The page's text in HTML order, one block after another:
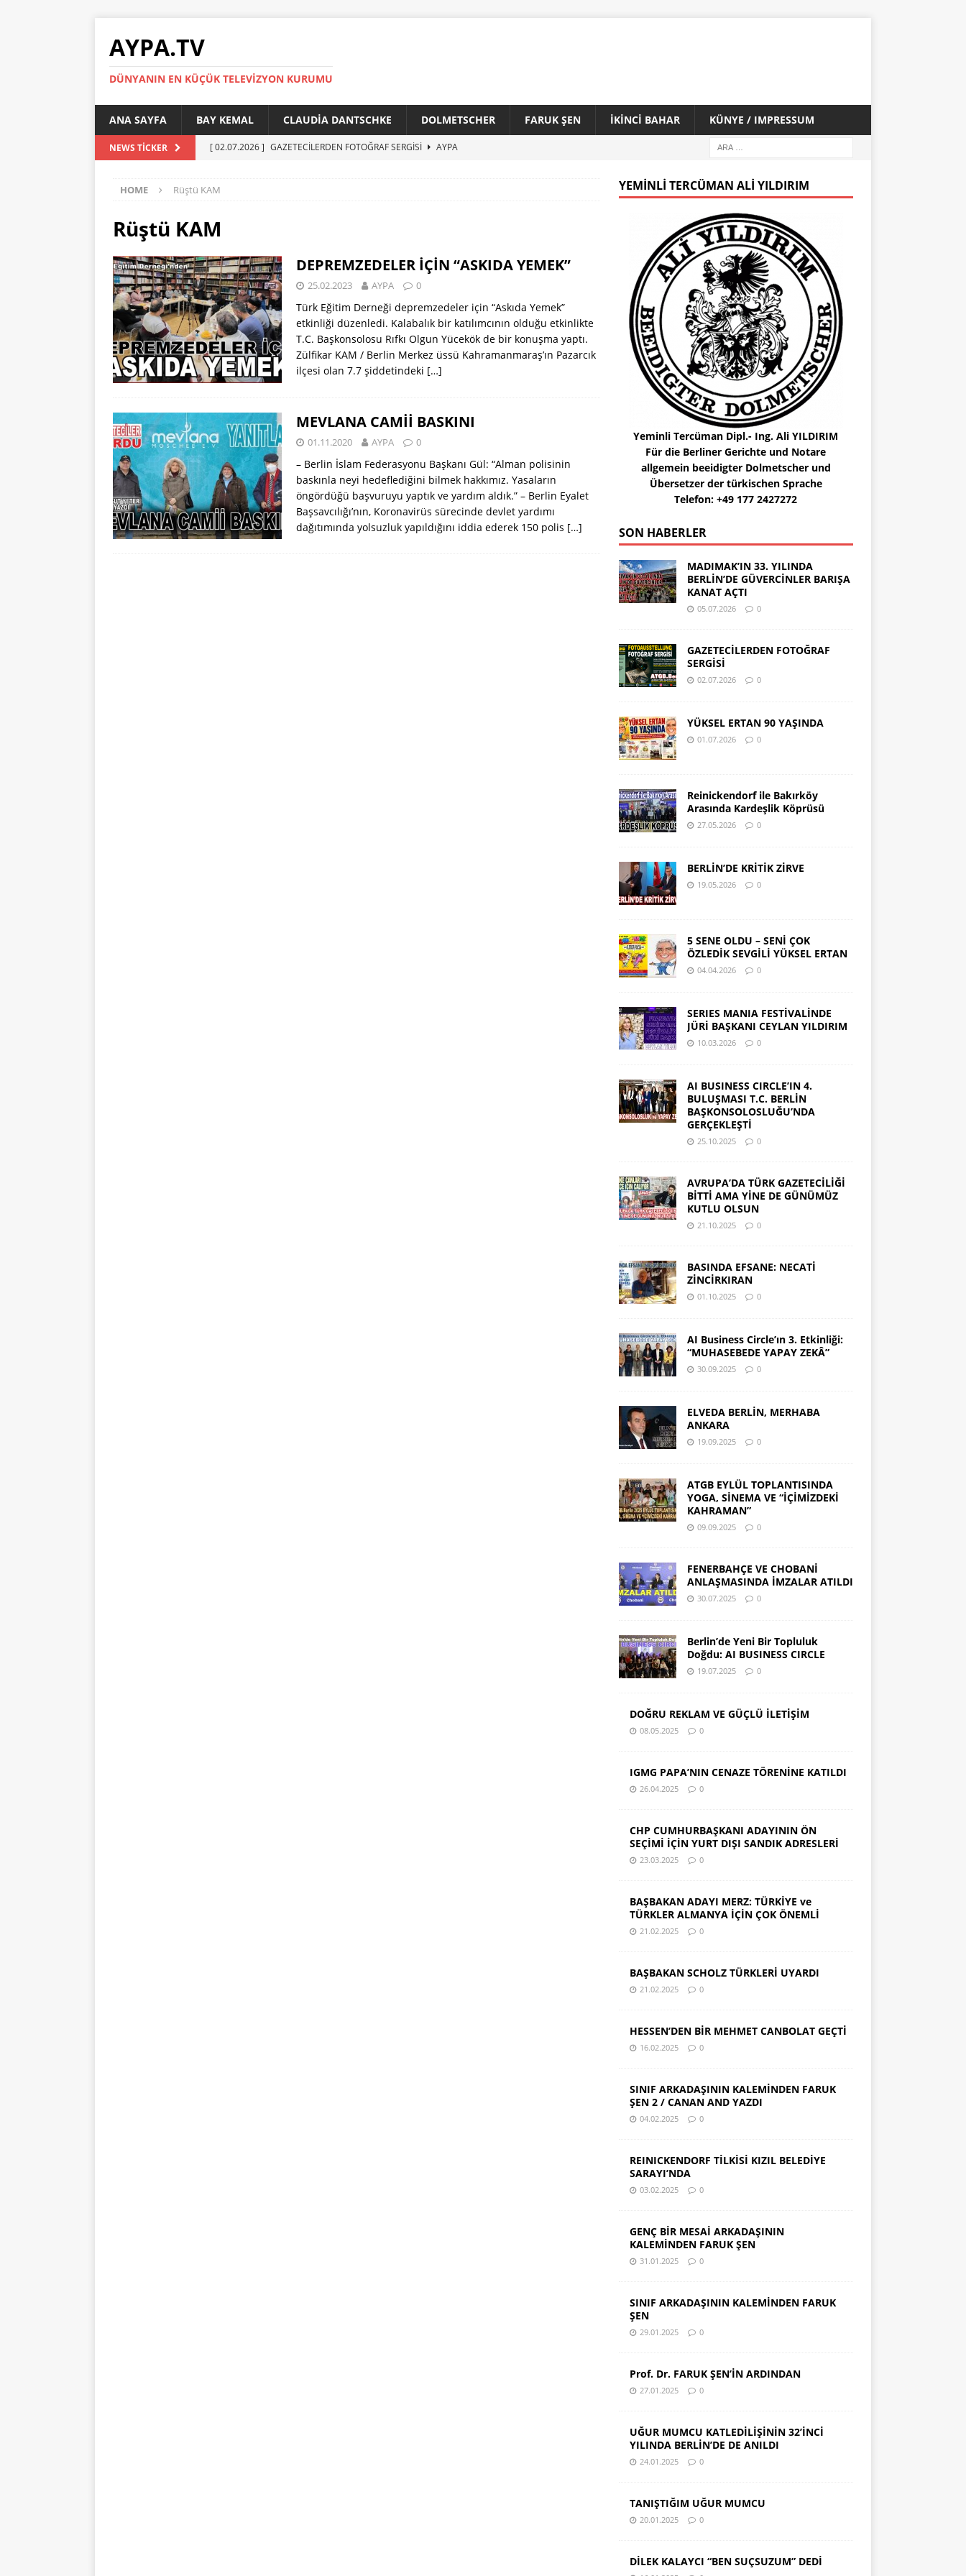
AYPA.TV
DÜNYANIN EN KÜÇÜK TELEVIZYON KURUMU
ANA SAYFA BAY KEMAL CLAUDIA DANTSCHKE DOLMETSCHER FARUK ŞEN İKİNCİ BAHAR KÜNYE / IMPRESSUM
NEWS TICKER [ 02.07.2026 ] GAZETECİLERDEN FOTOĞRAF SERGİSİ
AYPA
[ 27.05.2026 ]
[ 19.05.2026 ]
AYPA
HOME Rüştü KAM
Rüştü KAM
DEPREMZEDELER İÇİN “ASKIDA YEMEK”
25.02.2023 AYPA 0
Türk Eğitim Derneği depremzedeler için “Askıda Yemek”
etkinliği düzenledi. Kalabalık bir katılımcının olduğu etkinlikte
T.C. Başkonsolosu Rıfkı Olgun Yücekök de bir konuşma yaptı.
Zülfikar KAM / Berlin Merkez üssü Kahramanmaraş’ın Pazarcık
ilçesi olan 7.7 şiddetindeki […]
MEVLANA CAMİİ BASKINI
01.11.2020 AYPA 0
– Berlin İslam Federasyonu Başkanı Gül: “Alman polisinin
baskınla neyi hedeflediğini bilmek hakkımız. Yasaların
öngördüğü başvuruyu yaptık ve yardım aldık.” – Berlin Eyalet
Başsavcılığı’nın, Koronavirüs sürecinde devlet yardımı
dağıtımında yolsuzluk yapıldığını iddia ederek 150 polis […]
YEMINLI TERCÜMAN ALI YILDIRIM
Yeminli Tercüman Dipl.- Ing. Ali YILDIRIM
Für die Berliner Gerichte und Notare
allgemein beeidigter Dolmetscher und
Übersetzer der türkischen Sprache
Telefon: +49 177 2427272
SON HABERLER
MADIMAK’IN 33. YILINDA
BERLİN’DE GÜVERCİNLER BARIŞA
KANAT AÇTI
05.07.2026 0
GAZETECİLERDEN FOTOĞRAF
SERGİSİ
02.07.2026 0
YÜKSEL ERTAN 90 YAŞINDA
01.07.2026 0
Reinickendorf ile Bakırköy
Arasında Kardeşlik Köprüsü
27.05.2026 0
BERLİN’DE KRİTİK ZİRVE
19.05.2026 0
5 SENE OLDU – SENİ ÇOK
ÖZLEDİK SEVGİLİ YÜKSEL ERTAN
04.04.2026 0
SERIES MANIA FESTİVALİNDE
JÜRİ BAŞKANI CEYLAN YILDIRIM
10.03.2026 0
AI BUSINESS CIRCLE’IN 4.
BULUŞMASI T.C. BERLİN
BAŞKONSOLOSLUĞU’NDA
GERÇEKLEŞTİ
25.10.2025 0
AVRUPA’DA TÜRK GAZETECİLİĞİ
BİTTİ AMA YİNE DE GÜNÜMÜZ
KUTLU OLSUN
21.10.2025 0
BASINDA EFSANE: NECATİ
ZİNCİRKIRAN
01.10.2025 0
AI Business Circle’ın 3. Etkinliği:
“MUHASEBEDE YAPAY ZEKÂ”
30.09.2025 0
ELVEDA BERLİN, MERHABA
ANKARA
19.09.2025 0
ATGB EYLÜL TOPLANTISINDA
YOGA, SİNEMA VE “İÇİMİZDEKİ
KAHRAMAN”
09.09.2025 0
FENERBAHÇE VE CHOBANİ
ANLAŞMASINDA İMZALAR ATILDI
30.07.2025 0
Berlin’de Yeni Bir Topluluk
Doğdu: AI BUSINESS CIRCLE
19.07.2025 0
DOĞRU REKLAM VE GÜÇLÜ İLETİŞİM
08.05.2025 0
IGMG PAPA’NIN CENAZE TÖRENİNE KATILDI
26.04.2025 0
CHP CUMHURBAŞKANI ADAYININ ÖN
SEÇİMİ İÇİN YURT DIŞI SANDIK ADRESLERİ
23.03.2025 0
BAŞBAKAN ADAYI MERZ: TÜRKİYE ve
TÜRKLER ALMANYA İÇİN ÇOK ÖNEMLİ
21.02.2025 0
BAŞBAKAN SCHOLZ TÜRKLERİ UYARDI
21.02.2025 0
HESSEN’DEN BİR MEHMET CANBOLAT GEÇTİ
16.02.2025 0
SINIF ARKADAŞININ KALEMİNDEN FARUK
ŞEN 2 / CANAN AND YAZDI
04.02.2025 0
REINICKENDORF TİLKİSİ KIZIL BELEDİYE
SARAYI’NDA
03.02.2025 0
GENÇ BİR MESAİ ARKADAŞININ
KALEMİNDEN FARUK ŞEN
31.01.2025 0
SINIF ARKADAŞININ KALEMİNDEN FARUK
ŞEN
29.01.2025 0
Prof. Dr. FARUK ŞEN’İN ARDINDAN
27.01.2025 0
UĞUR MUMCU KATLEDİLİŞİNİN 32’İNCİ
YILINDA BERLİN’DE DE ANILDI
24.01.2025 0
TANIŞTIĞIM UĞUR MUMCU
20.01.2025 0
DİLEK KALAYCI “BEN SUÇSUZUM” DEDİ